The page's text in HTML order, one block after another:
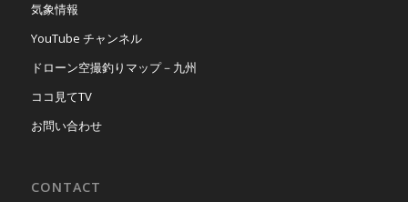
気象情報
YouTube チャンネル
ドローン空撮釣りマップ－九州
ココ見てTV
お問い合わせ
CONTACT